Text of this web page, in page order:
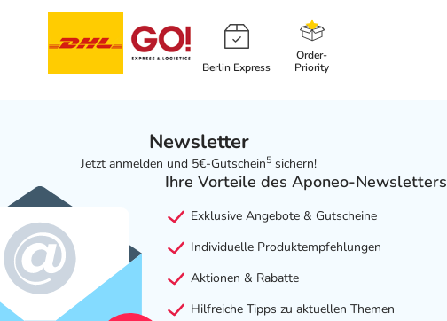
Berlin Express
Order-
Priority
Newsletter
Jetzt anmelden und 5€-Gutschein5 sichern!
Ihre Vorteile des Aponeo-Newsletters
Exklusive Angebote & Gutscheine
Individuelle Produktempfehlungen
Aktionen & Rabatte
Hilfreiche Tipps zu aktuellen Themen